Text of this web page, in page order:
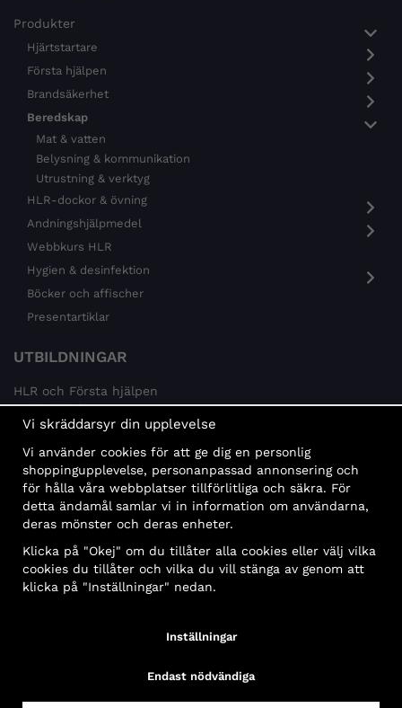
Produkter
Hjärtstartare
Första hjälpen
Brandsäkerhet
Beredskap
Mat & vatten
Belysning & kommunikation
Utrustning & verktyg
HLR-dockor & övning
Andningshjälpmedel
Webbkurs HLR
Hygien & desinfektion
Böcker och affischer
Presentartiklar
UTBILDNINGAR
HLR och Första hjälpen
Psykisk hälsa
Brandskydd
MÅLGRUPPER
Offentlig sektor och företag
Privatpersoner
Delbetalning
Vi skräddarsyr din upplevelse
Vi använder cookies för att ge dig en personlig
shoppingupplevelse, personanpassad annonsering och
för hålla våra webbplatser tillförlitliga och säkra. För
detta ändamål samlar vi in information om användarna,
deras mönster och deras enheter.
Klicka på "Okej" om du tillåter alla cookies eller välj vilka
cookies du tillåter och vilka du vill stänga av genom att
klicka på "Inställningar" nedan.
Inställningar
Endast nödvändiga